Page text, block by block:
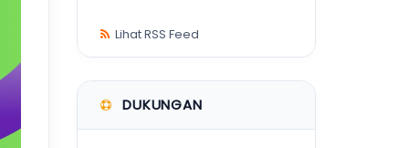
Lihat RSS Feed
DUKUNGAN